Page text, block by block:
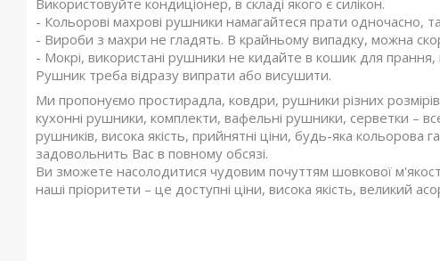
Використовуйте кондиціонер, в складі якого є силікон.
- Кольорові махрові рушники намагайтеся прати одночасно,
- Вироби з махри не гладять. В крайньому випадку, можна
- Мокрі, використані рушники не кидайте в кошик для
Рушник треба відразу випрати або висушити.
Ми пропонуємо простирадла, ковдри, рушники різних
кухонні рушники, комплекти, вафельні рушники, серветки –
рушників, висока якість, прийнятні ціни, будь-яка кольорова
задовольнить Вас в повному обсязі.
Ви зможете насолодитися чудовим почуттям шовкової
наші пріоритети – це доступні ціни, висока якість, великий